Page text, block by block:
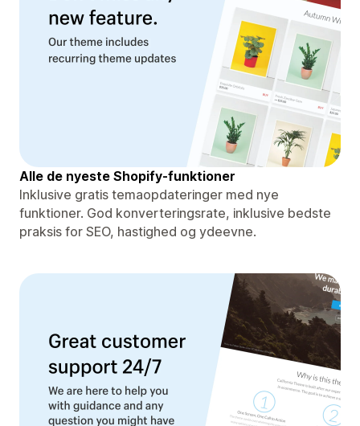
Alle de nyeste Shopify-funktioner
Inklusive gratis temaopdateringer med nye
funktioner. God konverteringsrate, inklusive bedste
praksis for SEO, hastighed og ydeevne.